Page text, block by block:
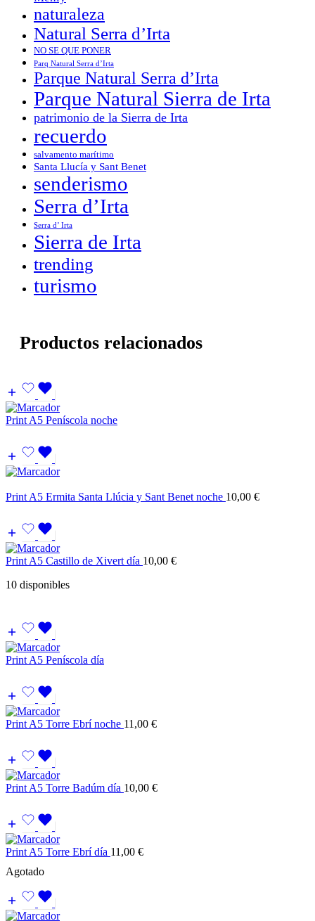
naturaleza
Natural Serra d’Irta
NO SE QUE PONER
Parq Natural Serra d’Irta
Parque Natural Serra d’Irta
Parque Natural Sierra de Irta
patrimonio de la Sierra de Irta
recuerdo
salvamento marítimo
Santa Llucía y Sant Benet
senderismo
Serra d’Irta
Serra d’ Irta
Sierra de Irta
trending
turismo
Productos relacionados
Print A5 Peníscola noche
Print A5 Ermita Santa Llúcia y Sant Benet noche 10,00 €
Print A5 Castillo de Xivert día 10,00 €
10 disponibles
Print A5 Peníscola día
Print A5 Torre Ebrí noche 11,00 €
Print A5 Torre Badúm día 10,00 €
Print A5 Torre Ebrí día 11,00 €
Agotado